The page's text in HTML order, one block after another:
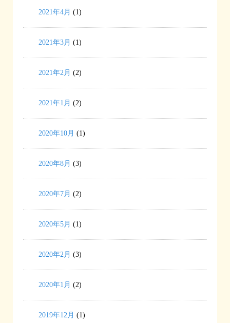
2021年4月 (1)
2021年3月 (1)
2021年2月 (2)
2021年1月 (2)
2020年10月 (1)
2020年8月 (3)
2020年7月 (2)
2020年5月 (1)
2020年2月 (3)
2020年1月 (2)
2019年12月 (1)